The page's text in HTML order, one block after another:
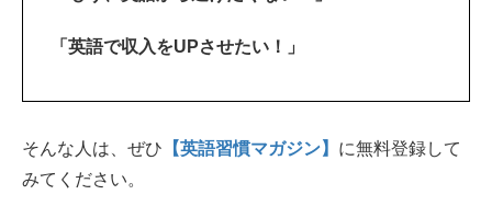
「英語で収入をUPさせたい！」
そんな人は、ぜひ 【英語習慣マガジン】 に無料登録して
みてください。